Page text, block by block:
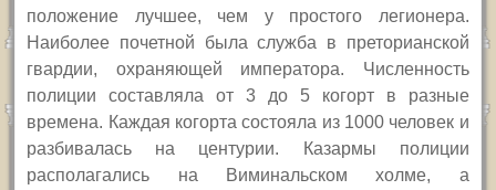
положение лучшее, чем у простого легионера.
Наиболее почетной была служба в преторианской
гвардии, охраняющей императора. Численность
полиции составляла от 3 до 5 когорт в разные
времена. Каждая когорта состояла из 1000 человек и
разбивалась на центурии. Казармы полиции
располагались на Виминальском холме, а